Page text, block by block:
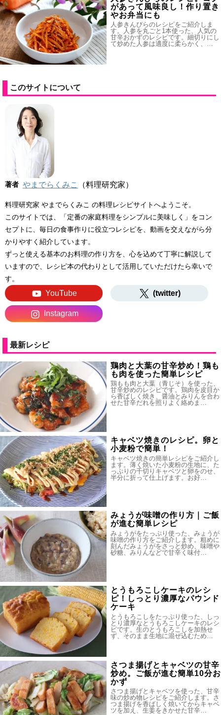
があって風味良し！作り置き
やお弁当にも
人参きんぴらのレシピをご紹介しま
す。人参を丸ごと1本使った、人気の
甘辛おかずのレシピです。細切りにし
て炒めた人参は適度に柔らかく、…
このサイトについて
著者 やまでらくみこ （料理研究家）
料理研究家 やまでらくみこ の料理レシピサイトへようこそ。
このサイトでは、「定番の家庭料理をシンプルに美味しく」をコン
セプトに、毎日の食事作りに役立つレシピを、動画を交えながら分
かりやすく紹介しています。
ずっと使える基本のお料理の作り方を、心を込めて丁寧に解説して
いますので、レシピ本の代わりとして活用していただけたら幸いで
す。
YouTube (twitter)
Instagram
最新レシピ
鶏肉と大葉の甘辛炒め！鶏も
も肉を使った簡単レシピ
鶏もも肉と大葉（青じそ）を使った、
甘辛炒めのレシピです。鶏肉を皮目か
ら香ばしく焼き、醤油とみりんを合わ
せた甘辛だれを照りよく絡めま…
キャベツ焼きのレシピ。卵と
小麦粉で簡単！
キャベツ焼きの簡単レシピをご紹介し
ます。薄く焼いた小麦粉の生地に、た
っぷりの千切りキャベツと卵をのせ、
半分に折って仕上げます。お好…
みょうが味噌の作り方｜ご飯
が進む簡単レシピ
みょうがをたっぷり使った、みょうが
味噌の作り方をご紹介します。粗めに
刻んだみょうがをさっと炒め、味噌や
砂糖、みりんなどで甘辛く味付…
とうもろこしケーキのレシ
ピ！しっとり濃厚なパウンド
ケーキ
とうもろこしをたっぷり使った、しっ
とり濃厚なとうもろこしケーキのレシ
ピです。生のとうもろこしを加熱せ
ず、そのまま生地に混ぜ込むため…
さつま揚げとキャベツの甘辛
炒め。ご飯が進む簡単10分お
かず
さつま揚げとキャベツを使った、甘辛
味の炒め物レシピをご紹介します。さ
つま揚げを香ばしく焼いてからキャベ
ツを加え、生姜をきかせた甘辛…